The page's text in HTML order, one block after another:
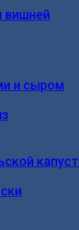
вишней
и сыром